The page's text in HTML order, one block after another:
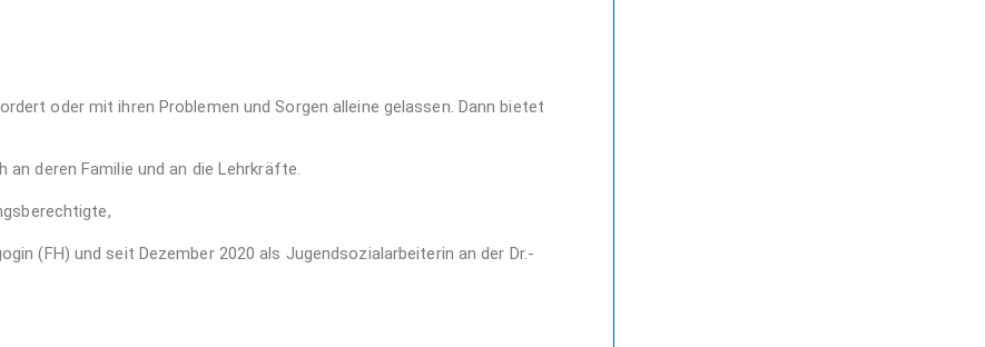
oder mit ihren Problemen und Sorgen alleine gelassen. Dann bietet
deren Familie und an die Lehrkräfte.
(FH) und seit Dezember 2020 als Jugendsozialarbeiterin an der Dr.-